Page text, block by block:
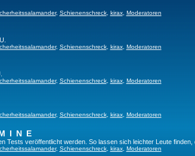
, Schienenschreck, kirax, Moderatoren
, Schienenschreck, kirax, Moderatoren
, Schienenschreck, kirax, Moderatoren
, Schienenschreck, kirax, Moderatoren
Tests veröffentlicht werden. So lassen sich leichter Leute finden,
, Schienenschreck,kirax, Moderatoren